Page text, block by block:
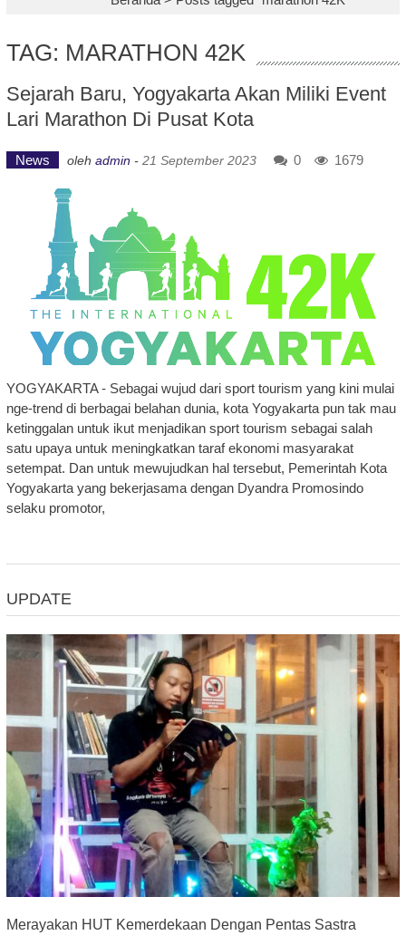
TAG: MARATHON 42K
Sejarah Baru, Yogyakarta Akan Miliki Event
Lari Marathon Di Pusat Kota
News oleh admin - 21 September 2023 0 1679
YOGYAKARTA - Sebagai wujud dari sport tourism yang kini mulai
nge-trend di berbagai belahan dunia, kota Yogyakarta pun tak mau
ketinggalan untuk ikut menjadikan sport tourism sebagai salah
satu upaya untuk meningkatkan taraf ekonomi masyarakat
setempat. Dan untuk mewujudkan hal tersebut, Pemerintah Kota
Yogyakarta yang bekerjasama dengan Dyandra Promosindo
selaku promotor,
UPDATE
Merayakan HUT Kemerdekaan Dengan Pentas Sastra